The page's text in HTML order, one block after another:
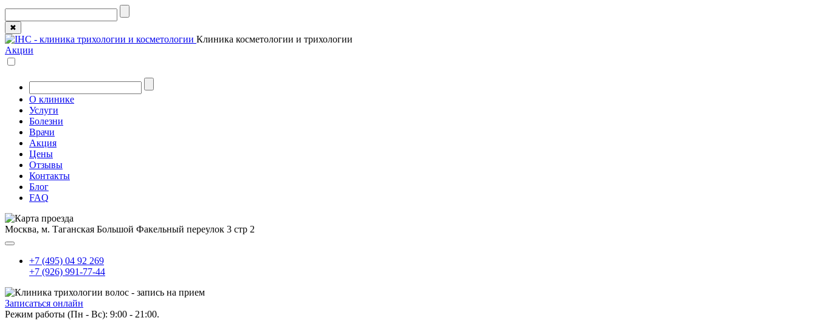
✖
Клиника косметологии и трихологии
Акции
О клинике
Услуги
Болезни
Врачи
Акция
Цены
Отзывы
Контакты
Блог
FAQ
Москва, м. Таганская Большой Факельный переулок 3 стр 2
+7 (495) 04 92 269
+7 (926) 991-77-44
Записаться онлайн
Режим работы (Пн - Вс): 9:00 - 21:00.